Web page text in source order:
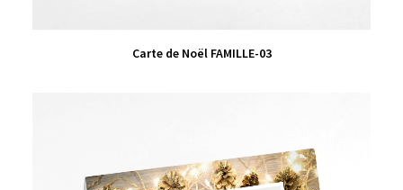
VIEW PRODUCT
Carte de Noël FAMILLE-03